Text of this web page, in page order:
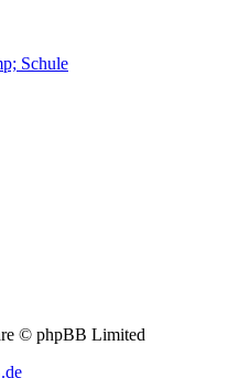
Schule
© phpBB Limited